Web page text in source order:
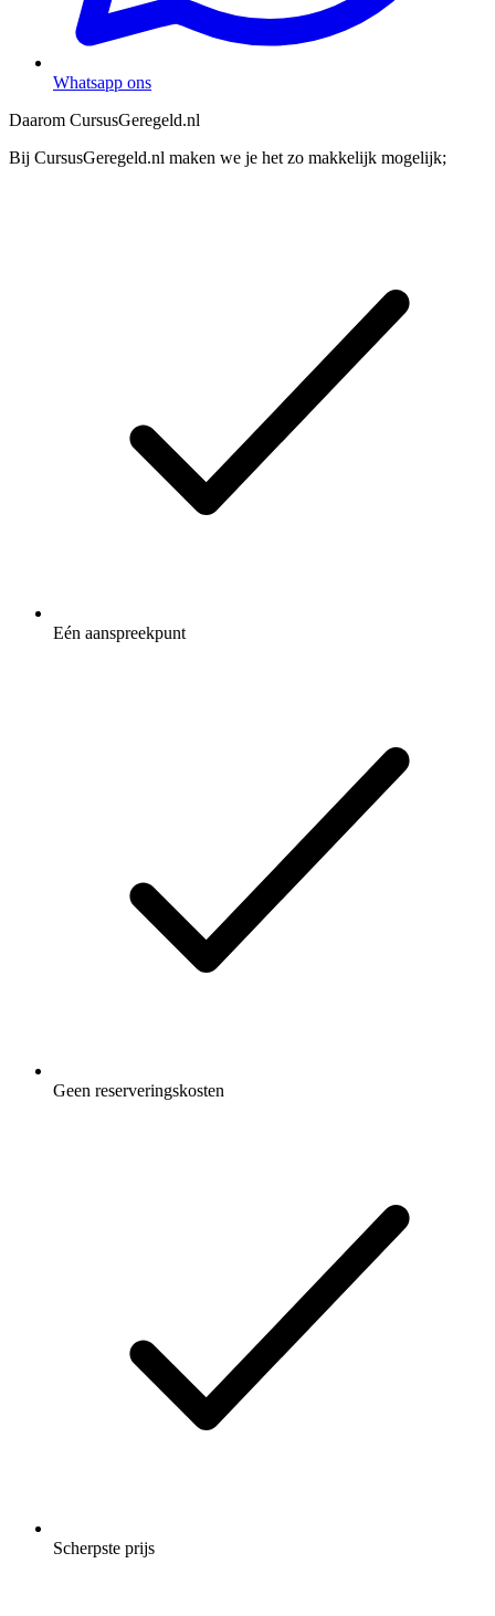
Whatsapp ons
Daarom CursusGeregeld.nl
Bij CursusGeregeld.nl maken we je het zo makkelijk mogelijk;
Eén aanspreekpunt
Geen reserveringskosten
Scherpste prijs